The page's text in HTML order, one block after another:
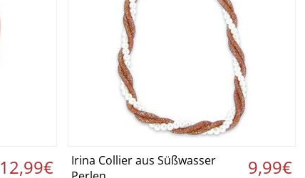
12,99€ Details ansehen ›
Irina Collier aus Süßwasser
9,99€